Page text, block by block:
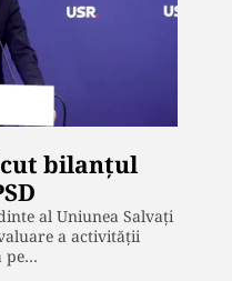
bilanțul
al Uniunea Salvați
a activității
pe…